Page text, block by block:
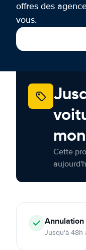
offres des
vous.
Cette
Annulation
Jusqu'à 48h